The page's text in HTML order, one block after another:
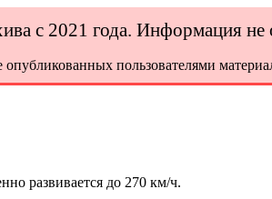
с 2021 года. Информация
пользователями
развивается до 270 км/ч.